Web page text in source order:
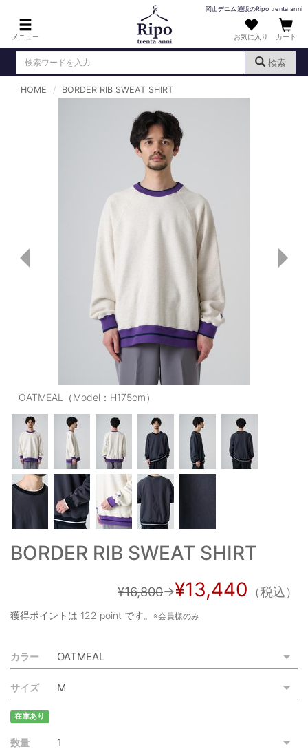
メニュー
岡山デニム通販のRipo trenta anni
お気に入り カート
検索
TOPS : トップス
T-SHIRT : Tシャツ
KNIT : ニット
SHIRT : シャツ
OUTERS : アウター
LADIES : レディース
DENIM : デニム
PANTS/SKIRT : パンツ・スカート
TOPS : トップス
OUTERS : アウター
OUTLET : アウトレット
MENS : メンズ
特定商取引法に基づく表記
ご利用規約
お問い合わせ
HOME BORDER RIB SWEAT SHIRT
OATMEAL（Model：H175cm）
BORDER RIB SWEAT SHIRT
¥16,800→¥13,440 （税込）
獲得ポイントは 122 point です。 ※会員様のみ
カラー
サイズ
在庫あり
数量